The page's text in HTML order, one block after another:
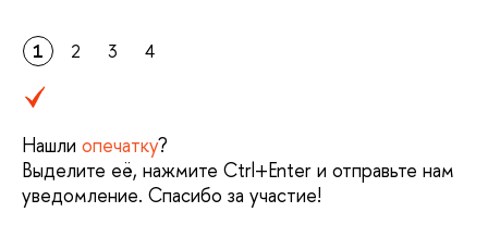
1 2 3 4
Нашли опечатку?
Выделите её, нажмите Ctrl+Enter и отправьте нам
уведомление. Спасибо за участие!